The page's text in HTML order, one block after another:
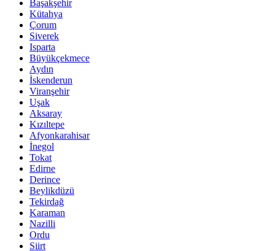
Başakşehir
Kütahya
Çorum
Siverek
Isparta
Büyükçekmece
Aydın
İskenderun
Viranşehir
Uşak
Aksaray
Kızıltepe
Afyonkarahisar
İnegol
Tokat
Edirne
Derince
Beylikdüzü
Tekirdağ
Karaman
Nazilli
Ordu
Siirt